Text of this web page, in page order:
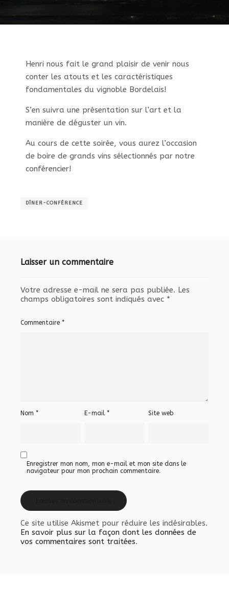
Henri nous fait le grand plaisir de venir nous
conter les atouts et les caractéristiques
fondamentales du vignoble Bordelais!
S’en suivra une présentation sur l’art et la
manière de déguster un vin.
Au cours de cette soirée, vous aurez l’occasion
de boire de grands vins sélectionnés par notre
conférencier!
DÎNER-CONFÉRENCE
Laisser un commentaire
Votre adresse e-mail ne sera pas publiée. Les
champs obligatoires sont indiqués avec *
Commentaire *
Nom * E-mail* Site web
Enregistrer mon nom, mon e-mail et mon site dans le
navigateur pour mon prochain commentaire.
Ce site utilise Akismet pour réduire les indésirables.
En savoir plus sur la façon dont les données de
vos commentaires sont traitées.